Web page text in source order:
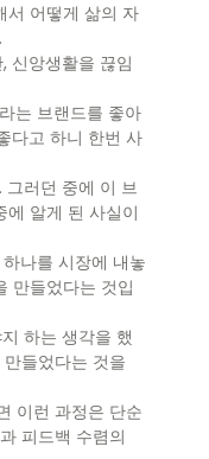
서 어떻게 삶의 자
신앙생활을 끊임
는 브랜드를 좋아
다고 하니 한번 사
러던 중에 이 브
에 알게 된 사실이
나를 시장에 내놓
만들었다는 것입
하는 생각을 했
들었다는 것을
이런 과정은 단순
피드백 수렴의